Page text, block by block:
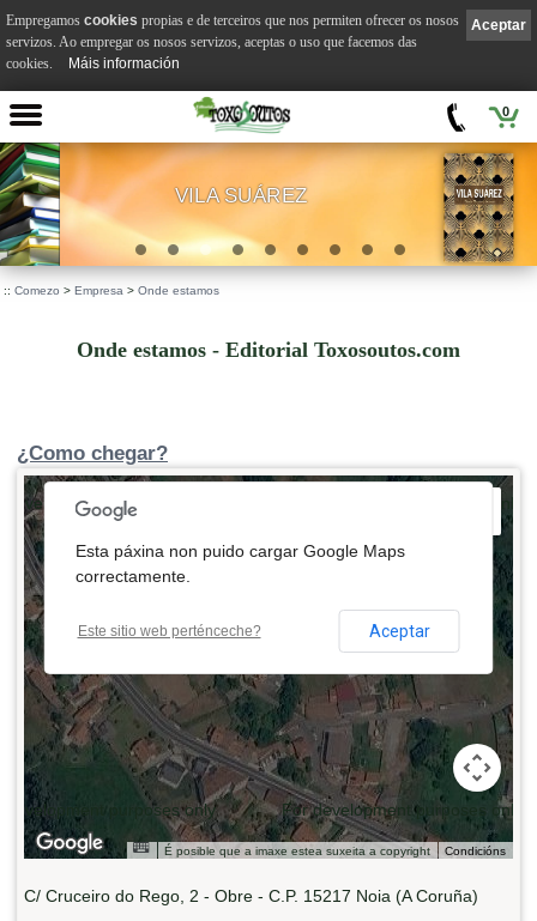
0
VILA SUÁREZ
:: Comezo > Empresa > Onde estamos
Onde estamos - Editorial Toxosoutos.com
¿Como chegar?
For development purposes only
For development purposes only
development purposes only
development purposes only
É posible que a imaxe estea suxeita a copyright Condicións
Esta páxina non puido cargar Google Maps
correctamente.
Este sitio web perténceche? Aceptar
C/ Cruceiro do Rego, 2 - Obre - C.P. 15217 Noia (A Coruña)
Aceptar
Empregamos cookies propias e de terceiros que nos permiten ofrecer os nosos
servizos. Ao empregar os nosos servizos, aceptas o uso que facemos das
cookies.
Máis información